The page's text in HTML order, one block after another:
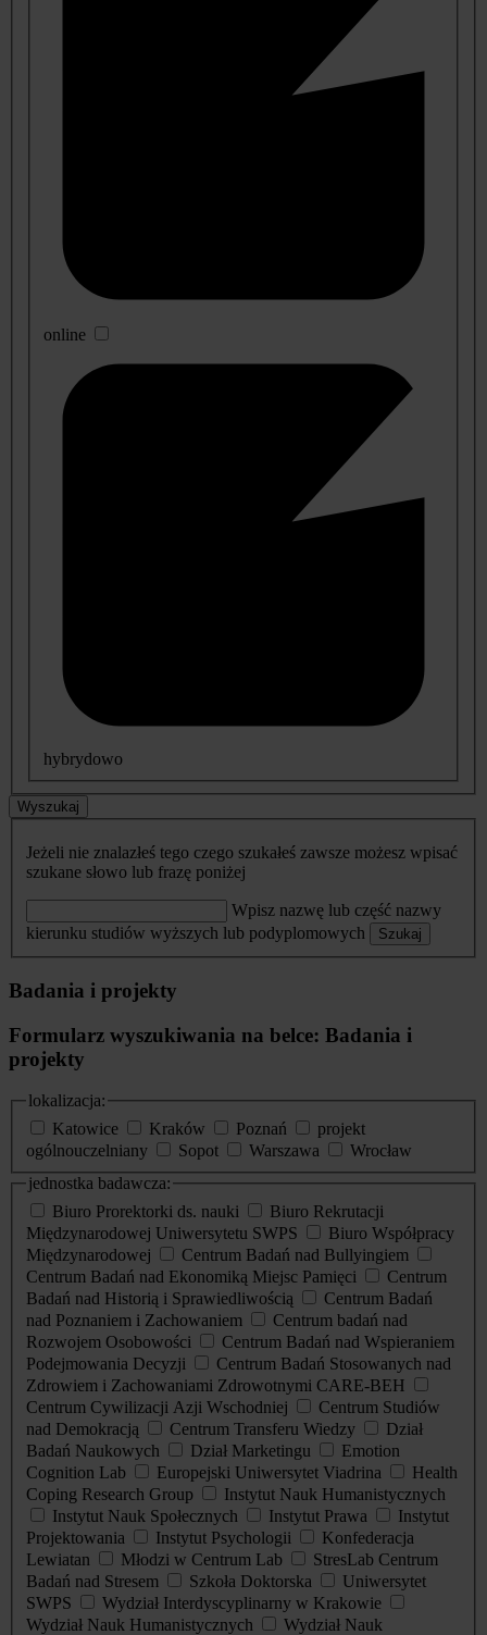
online
hybrydowo
Wyszukaj
Jeżeli nie znalazłeś tego czego szukałeś zawsze możesz wpisać
szukane słowo lub frazę poniżej
Wpisz nazwę lub część nazwy
kierunku studiów wyższych lub podyplomowych
Szukaj
Badania i projekty
Formularz wyszukiwania na belce: Badania i
projekty
lokalizacja:
Katowice
Kraków Poznań
projekt
ogólnouczelniany
Sopot Warszawa
Wrocław
jednostka badawcza:
Biuro Prorektorki ds. nauki
Biuro Rekrutacji
Międzynarodowej Uniwersytetu SWPS
Biuro Współpracy
Międzynarodowej
Centrum Badań nad Bullyingiem
Centrum Badań nad Ekonomiką Miejsc Pamięci
Centrum
Badań nad Historią i Sprawiedliwością
Centrum Badań
nad Poznaniem i Zachowaniem
Centrum badań nad
Rozwojem Osobowości
Centrum Badań nad Wspieraniem
Podejmowania Decyzji
Centrum Badań Stosowanych nad
Zdrowiem i Zachowaniami Zdrowotnymi CARE-BEH
Centrum Cywilizacji Azji Wschodniej
Centrum Studiów
nad Demokracją
Centrum Transferu Wiedzy
Dział
Badań Naukowych
Dział Marketingu
Emotion
Cognition Lab
Europejski Uniwersytet Viadrina
Health
Coping Research Group
Instytut Nauk Humanistycznych
Instytut Nauk Społecznych
Instytut Prawa
Instytut
Projektowania
Instytut Psychologii
Konfederacja
Lewiatan
Młodzi w Centrum Lab
StresLab Centrum
Badań nad Stresem
Szkoła Doktorska
Uniwersytet
SWPS
Wydział Interdyscyplinarny w Krakowie
Wydział Nauk Humanistycznych
Wydział Nauk